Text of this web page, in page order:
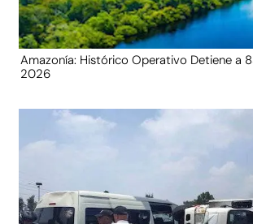
Amazonía: Histórico Operativo Detiene a
2026